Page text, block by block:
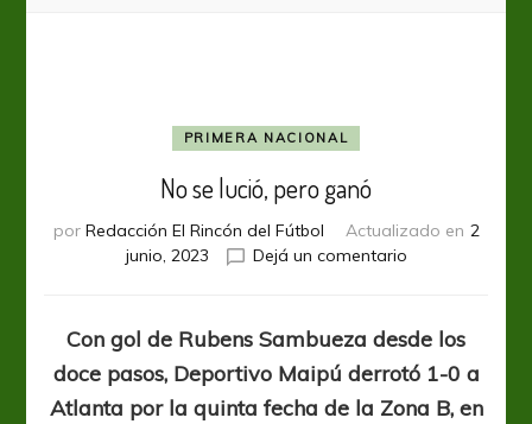
PRIMERA NACIONAL
No se lució, pero ganó
por Redacción El Rincón del Fútbol Actualizado en 2
junio, 2023
Dejá un comentarioen
lució,
pero
ganó
Con gol de Rubens Sambueza desde los
doce pasos, Deportivo Maipú derrotó 1-0 a
Atlanta por la quinta fecha de la Zona B, en